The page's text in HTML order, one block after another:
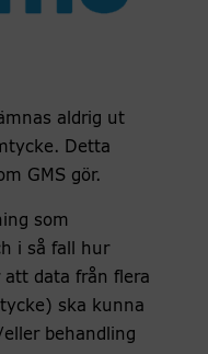
aldrig ut
Detta
GMS gör.
som
i så fall hur
att data från flera
ska kunna
behandling